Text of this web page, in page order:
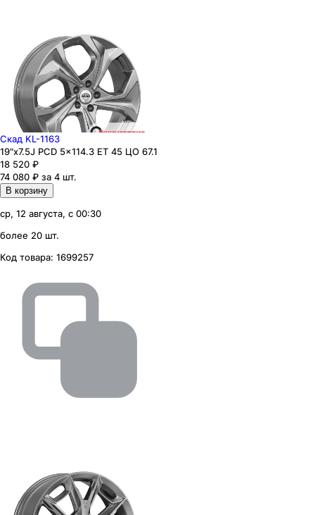
Скад KL-1163
19"x7.5J PCD 5x114.3 ЕТ 45 ЦО 67.1
18 520 ₽
74 080 ₽ за 4 шт.
В корзину
ср, 12 августа, с 00:30
более 20 шт.
Код товара: 1699257